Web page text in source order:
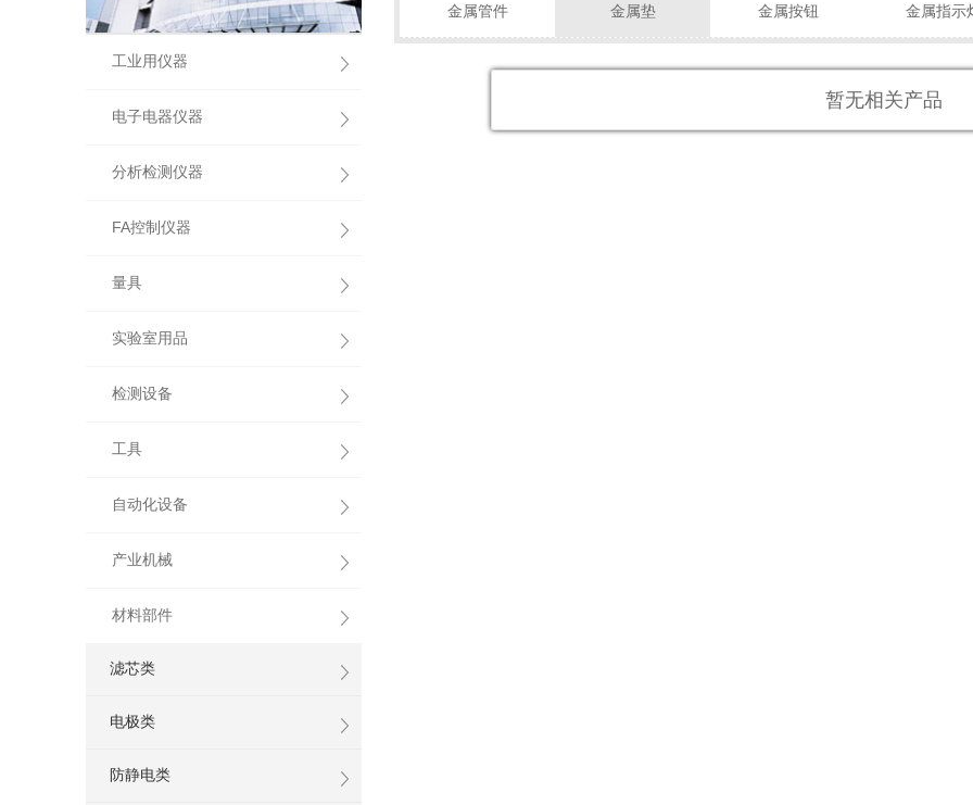
工业用仪器
电子电器仪器
分析检测仪器
FA控制仪器
量具
实验室用品
检测设备
工具
自动化设备
产业机械
材料部件
滤芯类
电极类
防静电类
金属管件 金属垫 金属按钮 金属指示
暂无相关产品